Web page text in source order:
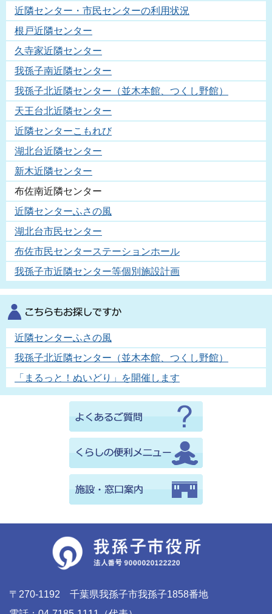
近隣センター・市民センターの利用状況
根戸近隣センター
久寺家近隣センター
我孫子南近隣センター
我孫子北近隣センター（並木本館、つくし野館）
天王台北近隣センター
近隣センターこもれび
湖北台近隣センター
新木近隣センター
布佐南近隣センター
近隣センターふさの風
湖北台市民センター
布佐市民センターステーションホール
我孫子市近隣センター等個別施設計画
近隣センターふさの風
我孫子北近隣センター（並木本館、つくし野館）
「まるっと！ぬいどり」を開催します
〒270-1192 千葉県我孫子市我孫子1858番地